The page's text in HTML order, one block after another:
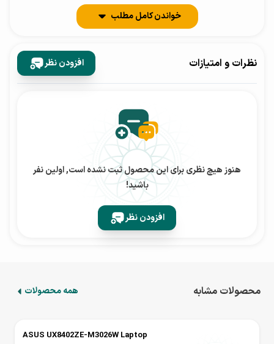
فناوری عملکرد هوشمند ایسوس (AIPT) یک راه‌حل کارآمد برای
وات برای افزایش هوشمندانه عملکرد پردازنده با پایداری بهتر
استفاده می‌کند، در حالی که باعث می‌شود باتری در تمام طول
روز بتواند از یک لپ تاپ ساکت و خنک استفاده کند. با استفاده
از فناوری عملکرد هوشمند ایسوس، لپ‌تاپ شما می‌تواند تا جایی
که نیاز دارید در وضعیت عملکردی بالا کار کند.
درصد عملکرد بهتری نسبت به عملکرد معمولی داشته باشد.
خواندن کامل مطلب
نظرات و امتیازات افزودن نظر
هنوز هیچ نظری برای این محصول ثبت نشده است, اولین نفر
باشید!
افزودن نظر
محصولات مشابه همه محصولات
ASUS UX8402ZE-M3026W Laptop